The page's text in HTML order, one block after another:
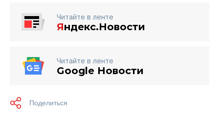
Читайте в ленте
Яндекс.Новости
Читайте в ленте
Google Новости